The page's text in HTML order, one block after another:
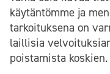
käytäntömme ja
tarkoituksena on
laillisia
poistamista koskien.